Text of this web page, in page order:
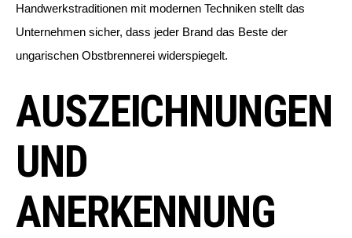
Handwerkstraditionen mit modernen Techniken stellt das
Unternehmen sicher, dass jeder Brand das Beste der
ungarischen Obstbrennerei widerspiegelt.
AUSZEICHNUNGEN
UND
ANERKENNUNG